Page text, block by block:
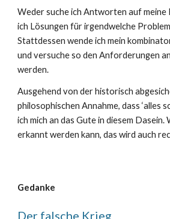
Weder suche ich Antworten auf meine
ich Lösungen für irgendwelche
Stattdessen wende ich mein
und versuche so den Anforderungen
werden.
Ausgehend von der historisch
philosophischen Annahme, dass ‘alles
ich mich an das Gute in diesem Dasein.
erkannt werden kann, das wird auch
Gedanke
Der falsche Krieg